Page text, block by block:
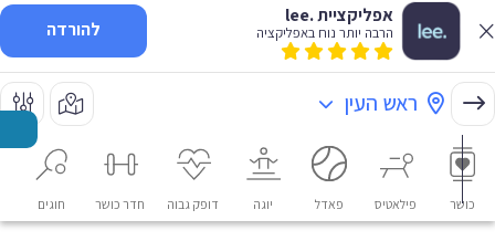
אפליקציית .lee
הרבה יותר נוח באפליקציה להורדה
ראש העין
כושר פילאטיס פאדל יוגה דופק גבוה חדר כושר חוגים